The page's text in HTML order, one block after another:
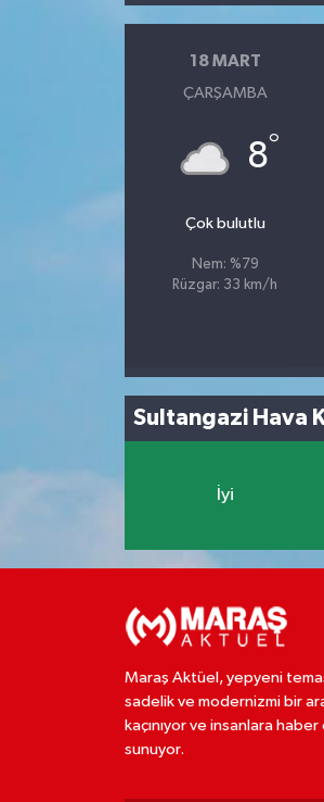
18 MART
ÇARŞAMBA
8°
Çok bulutlu
Nem: %79
Rüzgar: 33 km/h
Sultangazi Hava
İyi
Maraş Aktüel, yepyeni
sadelik ve modernizmi bir
kaçınıyor ve insanlara
sunuyor.